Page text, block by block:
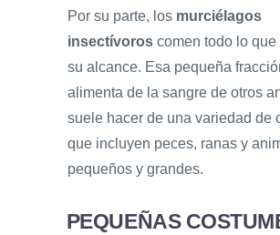
Por su parte, los murciélagos
insectívoros comen todo lo que
su alcance. Esa pequeña
alimenta de la sangre de otros
suele hacer de una variedad de
que incluyen peces, ranas y
pequeños y grandes.
PEQUEÑAS